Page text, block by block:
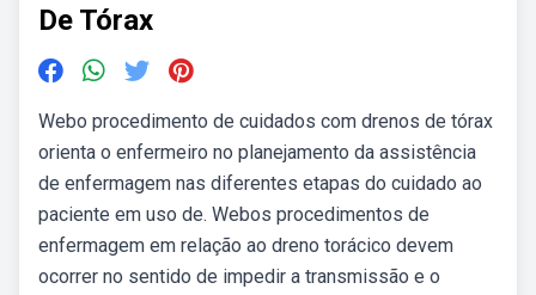
De Tórax
Webo procedimento de cuidados com drenos de tórax
orienta o enfermeiro no planejamento da assistência
de enfermagem nas diferentes etapas do cuidado ao
paciente em uso de. Webos procedimentos de
enfermagem em relação ao dreno torácico devem
ocorrer no sentido de impedir a transmissão e o